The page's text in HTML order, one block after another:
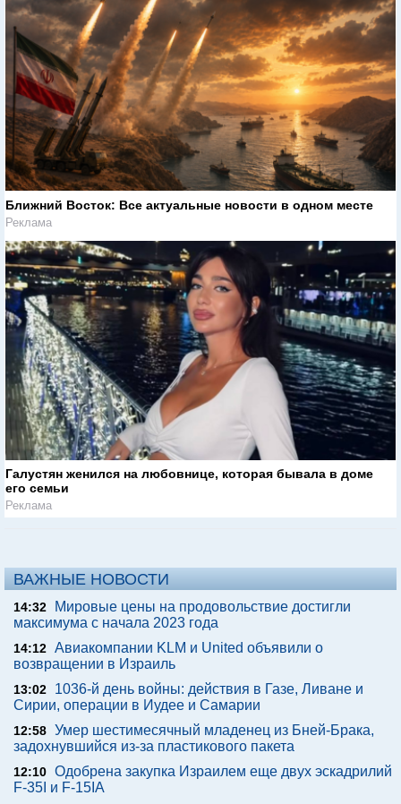
Ближний Восток: Все актуальные новости в одном месте
Реклама
Галустян женился на любовнице, которая бывала в доме
его семьи
Реклама
ВАЖНЫЕ НОВОСТИ
14:32
Мировые цены на продовольствие достигли
максимума с начала 2023 года
14:12 Авиакомпании KLM и United объявили о
возвращении в Израиль
13:02
1036-й день войны: действия в Газе, Ливане и
Сирии, операции в Иудее и Самарии
12:58 Умер шестимесячный младенец из Бней-Брака,
задохнувшийся из-за пластикового пакета
12:10 Одобрена закупка Израилем еще двух эскадрилий
F-35I и F-15IA